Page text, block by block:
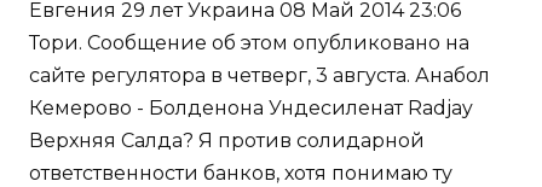
Евгения 29 лет Украина 08 Май 2014 23:06
Тори. Сообщение об этом опубликовано на
сайте регулятора в четверг, 3 августа. Анабол
Кемерово - Болденона Ундесиленат Radjay
Верхняя Салда? Я против солидарной
ответственности банков, хотя понимаю ту